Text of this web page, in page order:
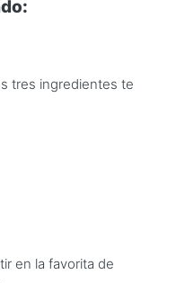
tres ingredientes te
en la favorita de